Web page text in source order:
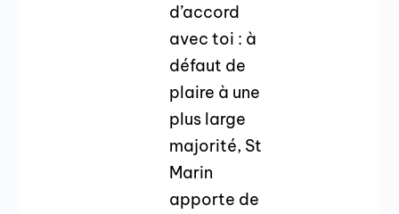
d’accord
avec toi : à
défaut de
plaire à une
plus large
majorité, St
Marin
apporte de